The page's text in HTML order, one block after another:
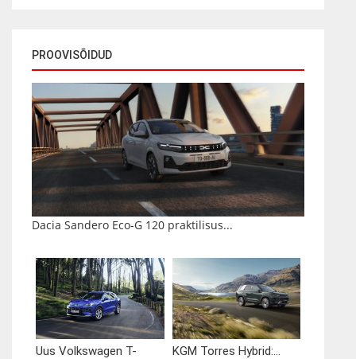
PROOVISÕIDUD
Dacia Sandero Eco-G 120 praktilisus...
Uus Volkswagen T-
KGM Torres Hybrid:...